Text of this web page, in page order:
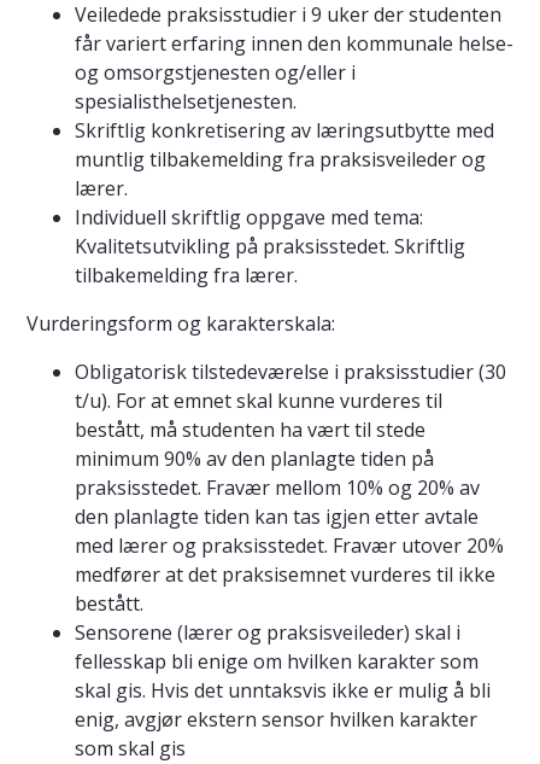
Veiledede praksisstudier i 9 uker der studenten
får variert erfaring innen den kommunale helse-
og omsorgstjenesten og/eller i
spesialisthelsetjenesten.
Skriftlig konkretisering av læringsutbytte med
muntlig tilbakemelding fra praksisveileder og
lærer.
Individuell skriftlig oppgave med tema:
Kvalitetsutvikling på praksisstedet. Skriftlig
tilbakemelding fra lærer.
Vurderingsform og karakterskala:
Obligatorisk tilstedeværelse i praksisstudier (30
t/u). For at emnet skal kunne vurderes til
bestått, må studenten ha vært til stede
minimum 90% av den planlagte tiden på
praksisstedet. Fravær mellom 10% og 20% av
den planlagte tiden kan tas igjen etter avtale
med lærer og praksisstedet. Fravær utover 20%
medfører at det praksisemnet vurderes til ikke
bestått.
Sensorene (lærer og praksisveileder) skal i
fellesskap bli enige om hvilken karakter som
skal gis. Hvis det unntaksvis ikke er mulig å bli
enig, avgjør ekstern sensor hvilken karakter
som skal gis